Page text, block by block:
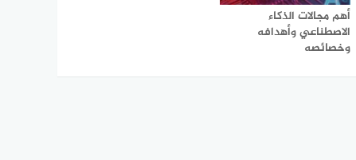
أهم مجالات الذكاء
الاصطناعي وأهدافه
وخصائصه